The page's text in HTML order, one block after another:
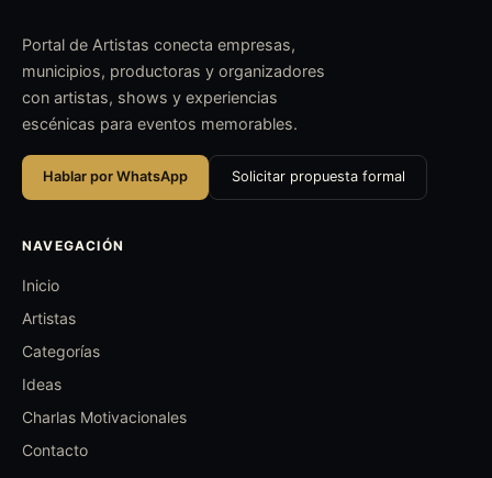
Portal de Artistas conecta empresas,
municipios, productoras y organizadores
con artistas, shows y experiencias
escénicas para eventos memorables.
Hablar por WhatsApp Solicitar propuesta formal
NAVEGACIÓN
Inicio
Artistas
Categorías
Ideas
Charlas Motivacionales
Contacto